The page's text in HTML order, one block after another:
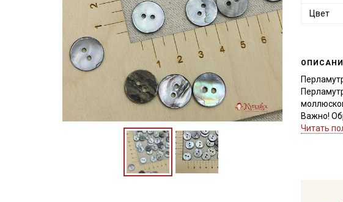
Цвет
Важно!
толщину.
Читать